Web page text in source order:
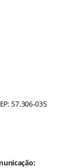
57.306-035